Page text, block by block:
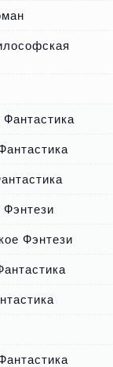
Фэнтези
Фэнтези